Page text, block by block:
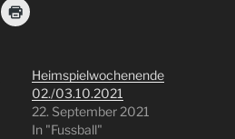
Heimspielwochenende
02./03.10.2021
22. September 2021
In "Fussball"